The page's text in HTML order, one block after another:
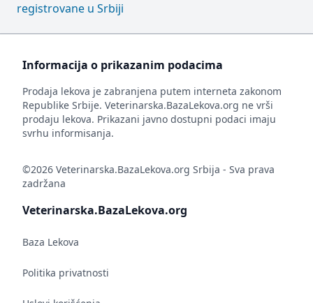
registrovane u Srbiji
Informacija o prikazanim podacima
Prodaja lekova je zabranjena putem interneta zakonom
Republike Srbije. Veterinarska.BazaLekova.org ne vrši
prodaju lekova. Prikazani javno dostupni podaci imaju
svrhu informisanja.
©2026 Veterinarska.BazaLekova.org Srbija - Sva prava
zadržana
Veterinarska.BazaLekova.org
Baza Lekova
Politika privatnosti